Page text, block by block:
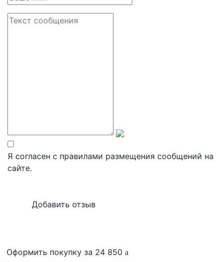
Я согласен с правилами размещения сообщений на
сайте.
Оформить покупку за 24 850